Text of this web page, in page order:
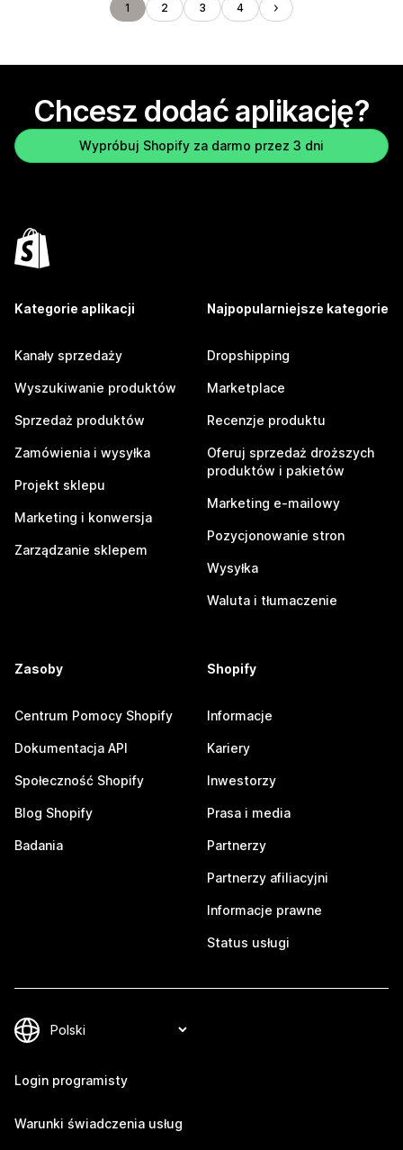
1 2 3 4
Chcesz dodać aplikację?
Wypróbuj Shopify za darmo przez 3 dni
Kategorie aplikacji
Kanały sprzedaży
Wyszukiwanie produktów
Sprzedaż produktów
Zamówienia i wysyłka
Projekt sklepu
Marketing i konwersja
Zarządzanie sklepem
Najpopularniejsze kategorie
Dropshipping
Marketplace
Recenzje produktu
Oferuj sprzedaż droższych
produktów i pakietów
Marketing e-mailowy
Pozycjonowanie stron
Wysyłka
Waluta i tłumaczenie
Zasoby
Centrum Pomocy Shopify
Dokumentacja API
Społeczność Shopify
Blog Shopify
Badania
Shopify
Informacje
Kariery
Inwestorzy
Prasa i media
Partnerzy
Partnerzy afiliacyjni
Informacje prawne
Status usługi
Login programisty
Warunki świadczenia usług